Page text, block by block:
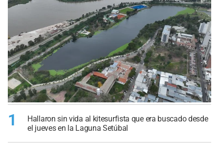
1
Hallaron sin vida al kitesurfista que era buscado desde
el jueves en la Laguna Setúbal